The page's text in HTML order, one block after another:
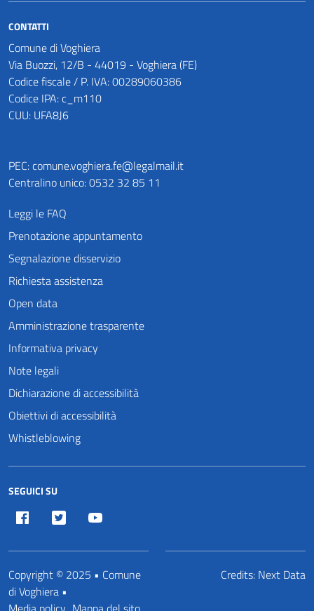
CONTATTI
Comune di Voghiera
Via Buozzi, 12/B - 44019 - Voghiera (FE)
Codice fiscale / P. IVA: 00289060386
Codice IPA: c_m110
CUU: UFA8J6
PEC:comune.voghiera.fe@legalmail.it
Centralino unico: 0532 32 85 11
Leggi le FAQ
Prenotazione appuntamento
Segnalazione disservizio
Richiesta assistenza
Open data
Amministrazione trasparente
Informativa privacy
Note legali
Dichiarazione di accessibilità
Obiettivi di accessibilità
Whistleblowing
SEGUICI SU
Facebook Twitter
Copyright © 2025 • Comune
di Voghiera •
Credits: Next Data